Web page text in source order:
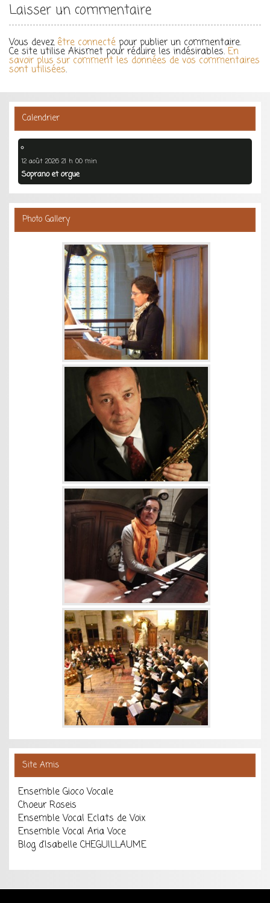
Laisser un commentaire
Vous devez être connecté pour publier un commentaire.
Ce site utilise Akismet pour réduire les indésirables.En
savoir plus sur comment les données de vos commentaires
sont utilisées.
Calendrier
12 août 2026 21 h 00 min
Soprano et orgue
Photo Gallery
Site Amis
Ensemble Gioco Vocale
Choeur Roseis
Ensemble Vocal Eclats de Voix
Ensemble Vocal Aria Voce
Blog d'Isabelle CHEGUILLAUME